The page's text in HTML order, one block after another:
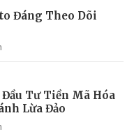
Đáng Theo Dõi
Tư Tiền Mã Hóa
Lừa Đảo